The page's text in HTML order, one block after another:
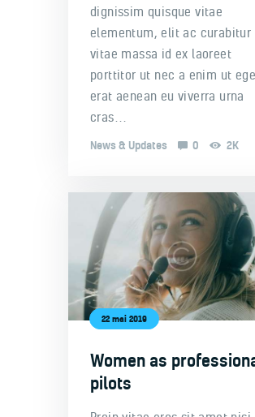
dignissim quisque vitae
elementum, elit ac curabitur
vitae massa id ex laoreet
porttitor ut nec a enim ut
erat aenean eu viverra urna
cras…
News & Updates 0 2K
22 mai 2019
Women as
pilots